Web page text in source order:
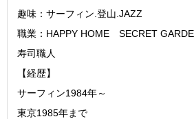
趣味：サーフィン.登山.JAZZ
職業：HAPPY HOME SECRET
寿司職人
【経歴】
サーフィン1984年～
東京1985年まで